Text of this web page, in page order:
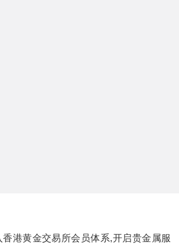
港黄金交易所会员体系,开启贵金属服